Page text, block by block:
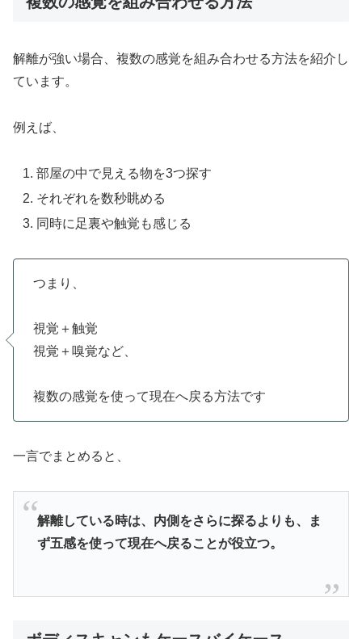
解離が強い場合、複数の感覚を組み合わせる方法を紹介し
ています。
例えば、
部屋の中で見える物を3つ探す
それぞれを数秒眺める
同時に足裏や触覚も感じる
つまり、
視覚＋触覚
視覚＋嗅覚など、
複数の感覚を使って現在へ戻る方法です
一言でまとめると、
解離している時は、内側をさらに探るよりも、ま
ず五感を使って現在へ戻ることが役立つ。